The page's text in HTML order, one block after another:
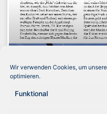
Wir verwenden Cookies, um
optimieren.
Funktional